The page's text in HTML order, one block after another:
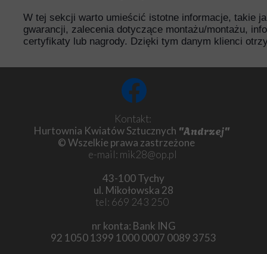
W tej sekcji warto umieścić istotne informacje, takie
gwarancji, zalecenia dotyczące montażu/montażu,
certyfikaty lub nagrody. Dzięki tym danym klienci
Kontakt:
Hurtownia Kwiatów Sztucznych "Andrzej"
© Wszelkie prawa zastrzeżone
e-mail: mik28@op.pl
43-100 Tychy
ul. Mikołowska 28
tel: 669 243 250
nr konta: Bank ING
92 1050 1399 1000 0007 0089 3753